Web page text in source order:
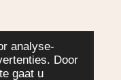
analyse-
Door
gaat u